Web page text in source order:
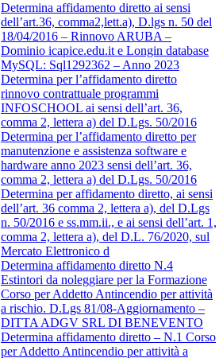
Determina affidamento diretto ai sensi
dell’art.36, comma2,lett.a), D.lgs n. 50 del
18/04/2016 – Rinnovo ARUBA –
Dominio icapice.edu.it e Longin database
MySQL: Sql1292362 – Anno 2023
Determina per l’affidamento diretto
rinnovo contrattuale programmi
INFOSCHOOL ai sensi dell’art. 36,
comma 2, lettera a) del D.Lgs. 50/2016
Determina per l’affidamento diretto per
manutenzione e assistenza software e
hardware anno 2023 sensi dell’art. 36,
comma 2, lettera a) del D.Lgs. 50/2016
Determina per affidamento diretto, ai sensi
dell’art. 36 comma 2, lettera a), del D.Lgs
n. 50/2016 e ss.mm.ii., e ai sensi dell’art. 1,
comma 2, lettera a), del D.L. 76/2020, sul
Mercato Elettronico d
Determina affidamento diretto N.4
Estintori da noleggiare per la Formazione
Corso per Addetto Antincendio per attività
a rischio. D.Lgs 81/08-Aggiornamento –
DITTA ADGV SRL DI BENEVENTO
Determina affidamento diretto – N.1 Corso
per Addetto Antincendio per attività a